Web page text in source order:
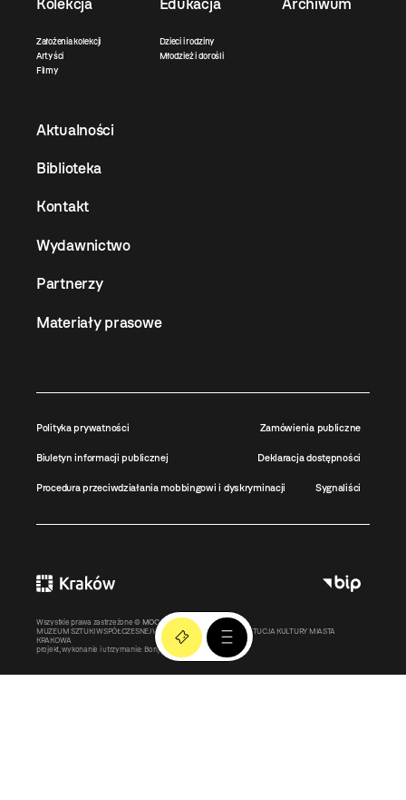
Kolekcja
Założenia kolekcji
Artyści
Filmy
Edukacja
Dzieci i rodziny
Młodzież i dorośli
Archiwum
Aktualności
Biblioteka
Kontakt
Wydawnictwo
Partnerzy
Materiały prasowe
Polityka prywatności Zamówienia publiczne
Biuletyn informacji publicznej Deklaracja dostępności
Procedura przeciwdziałania mobbingowi i dyskryminacji Sygnaliści
Wszystkie prawa zastrzeżone © MOCAK2011-2026
MUZEUM SZTUKI WSPÓŁCZESNEJ W KRAKOWIE MOCAK – INSTYTUCJA KULTURY MIASTA
KRAKOWA
projekt, wykonanie i utrzymanie: Bonjour.pl